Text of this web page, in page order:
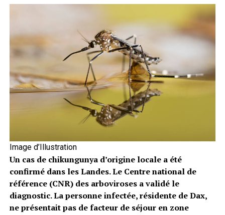
Image d’Illustration
Un cas de chikungunya d’origine locale a été
confirmé dans les Landes. Le Centre national de
référence (CNR) des arboviroses a validé le
diagnostic. La personne infectée, résidente de Dax,
ne présentait pas de facteur de séjour en zone